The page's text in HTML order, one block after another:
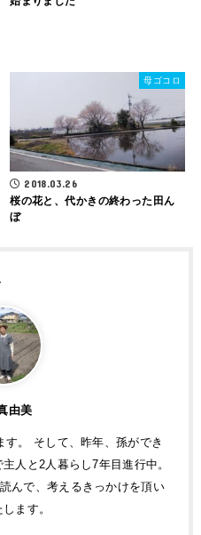
母ゴコロ
2018.03.26
桜の花と、代かきの終わった田ん
ぼ
由美
。 そして、昨年、孫ができ
人と2人暮らし7年目進行中。
んで、考えるきっかけを頂い
ます。